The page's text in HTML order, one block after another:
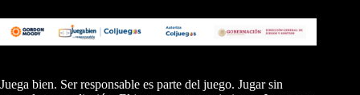
Juega bien. Ser responsable es parte del juego. Jugar sin